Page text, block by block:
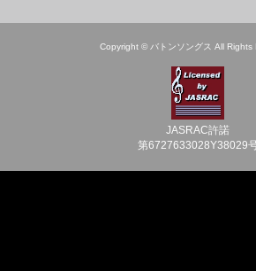
Copyright © バトンソングス All Rights
JASRAC許諾
第6727633028Y38029